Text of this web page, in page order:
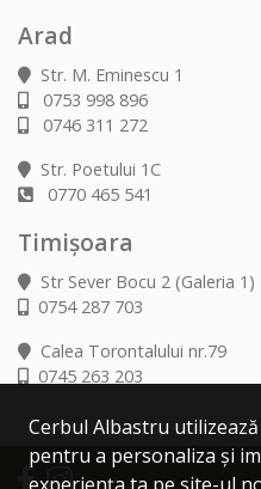
Arad
Str. M. Eminescu 1
0753 998 896
0746 311 272
Str. Poetului 1C
0770 465 541
Timișoara
Str Sever Bocu 2 (Galeria 1)
0754 287 703
Calea Torontalului nr.79
0745 263 203
Cerbul Albastru
pentru a personaliza și